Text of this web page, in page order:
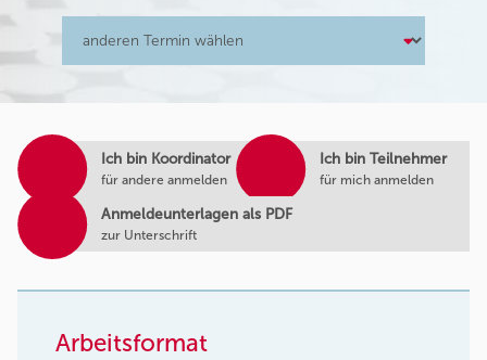
Arbeitsformat
Ich bin Koordinator
für andere anmelden
Ich bin Teilnehmer
für mich anmelden
Anmeldeunterlagen als PDF
zur Unterschrift